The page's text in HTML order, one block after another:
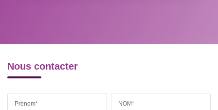
Nous contacter
Prénom* NOM*